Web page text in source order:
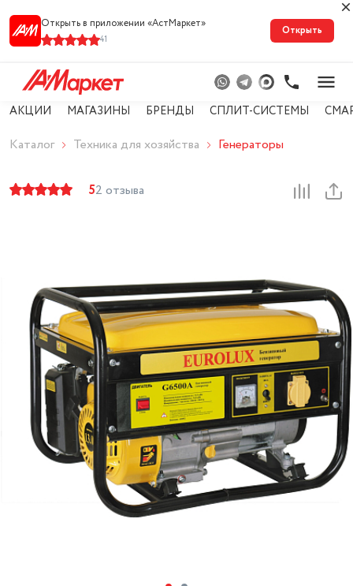
Открыть в приложении «АстМарке‪т‬»
41
Открыть
АКЦИИ МАГАЗИНЫ БРЕНДЫ СПЛИТ-СИСТЕМЫ
Каталог Техника для хозяйства Генераторы
52 отзыва